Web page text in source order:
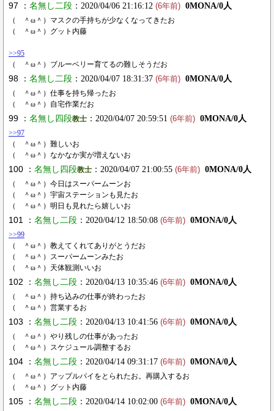
97 ： 名無し二段 ：2020/04/06 21:16:12 (6年前) 0MONA/0人
（ ＾ω＾）マスクの手持ちが少なくなってきたお
（ ＾ω＾）グット内藤
>>95
（ ＾ω＾）ブルーベリー育てるの難しそうだお
98 ： 名無し二段 ：2020/04/07 18:31:37 (6年前) 0MONA/0人
（ ＾ω＾）仕事を持ち帰ったお
（ ＾ω＾）自宅作業だお
99 ： 名無し四段教士 ：2020/04/07 20:59:51 (6年前) 0MONA/0人
>>97
（ ＾ω＾）難しいお
（ ＾ω＾）なかなか実が増えないお
100 ： 名無し四段教士 ：2020/04/07 21:00:55 (6年前) 0MONA/0人
（ ＾ω＾）今日はスーパームーンお
（ ＾ω＾）宇宙ステーションも見たお
（ ＾ω＾）明日も見れたら嬉しいお
101 ： 名無し二段 ：2020/04/12 18:50:08 (6年前) 0MONA/0人
>>99
（ ＾ω＾）教えてくれてありがとうだお
（ ＾ω＾）スーパームーンみたお
（ ＾ω＾）天体観測いいお
102 ： 名無し二段 ：2020/04/13 10:35:46 (6年前) 0MONA/0人
（ ＾ω＾）持ち込みの仕事が終わったお
（ ＾ω＾）営業するお
103 ： 名無し二段 ：2020/04/13 10:41:56 (6年前) 0MONA/0人
（ ＾ω＾）やり残しの仕事があったお
（ ＾ω＾）スケジュール調整するお
104 ： 名無し二段 ：2020/04/14 09:31:17 (6年前) 0MONA/0人
（ ＾ω＾）アップルパイをとられたお。再購入するお
（ ＾ω＾）グット内藤
105 ： 名無し二段 ：2020/04/14 10:02:00 (6年前) 0MONA/0人